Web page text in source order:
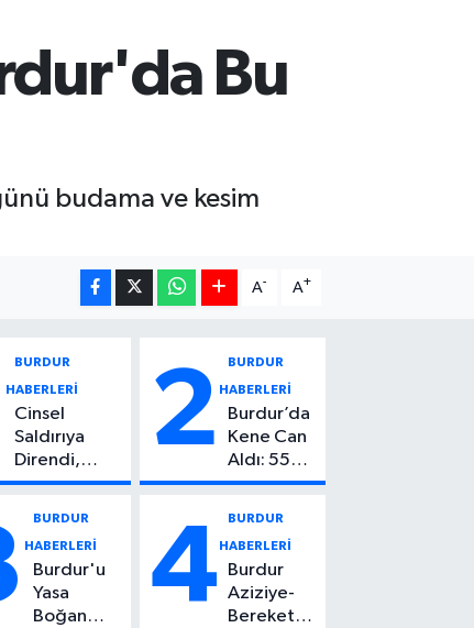
Bu
budama ve kesim
A- A+
BURDUR
HABERLERİ
Cinsel
Saldırıya
Direndi,
Başından
Çocuktan
Kötü Haber!
2 BURDUR
HABERLERİ
Burdur’da
Kene Can
Aldı: 55
Yaşındaki
Kaybetti
BURDUR
HABERLERİ
Burdur'u
Yasa
Boğan
4 BURDUR
HABERLERİ
Burdur
Aziziye-
Bereket